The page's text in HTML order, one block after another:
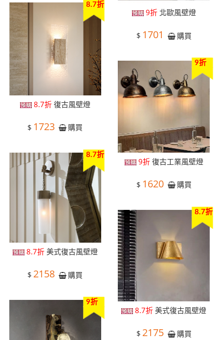
9折北歐風壁燈
$ 1701 購買
8.7折
8.7折復古風壁燈
$ 1723 購買
9折
9折復古工業風壁燈
$ 1620 購買
8.7折
8.7折美式復古風壁燈
$ 2158 購買
8.7折
8.7折 美式復古風壁燈
$ 2175 購買
9折